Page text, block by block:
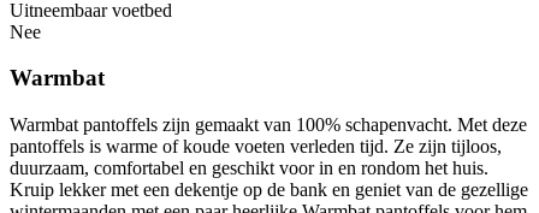
Uitneembaar voetbed
Nee
Warmbat
Warmbat pantoffels zijn gemaakt van 100% schapenvacht. Met deze
pantoffels is warme of koude voeten verleden tijd. Ze zijn tijloos,
duurzaam, comfortabel en geschikt voor in en rondom het huis.
Kruip lekker met een dekentje op de bank en geniet van de gezellige